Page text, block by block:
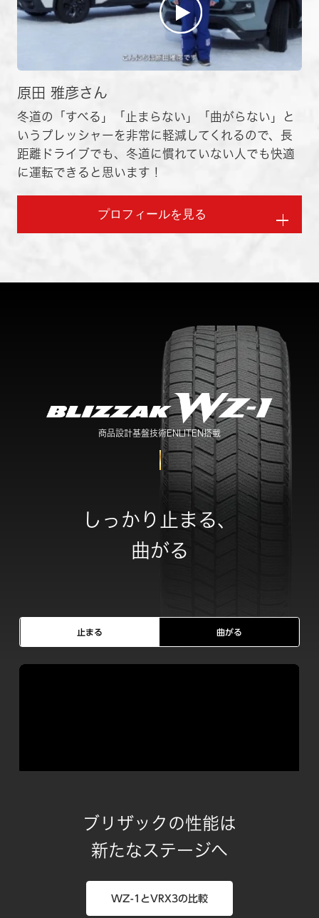
原田 雅彦さん
冬道の「すべる」「止まらない」「曲がらない」と
いうプレッシャーを非常に軽減してくれるので、長
距離ドライブでも、冬道に慣れていない人でも快適
に運転できると思います！
プロフィールを見る
商品設計基盤技術ENLITEN搭載
しっかり止まる、
曲がる
止まる 曲がる
ブリザックの性能は
新たなステージへ
WZ-1とVRX3の比較